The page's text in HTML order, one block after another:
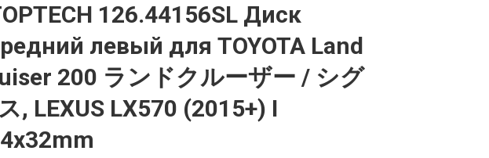
126.44156SL Диск
левый для TOYOTA Land
200 ランドクルーザー / シグ
, LEXUS LX570 (2015+) I